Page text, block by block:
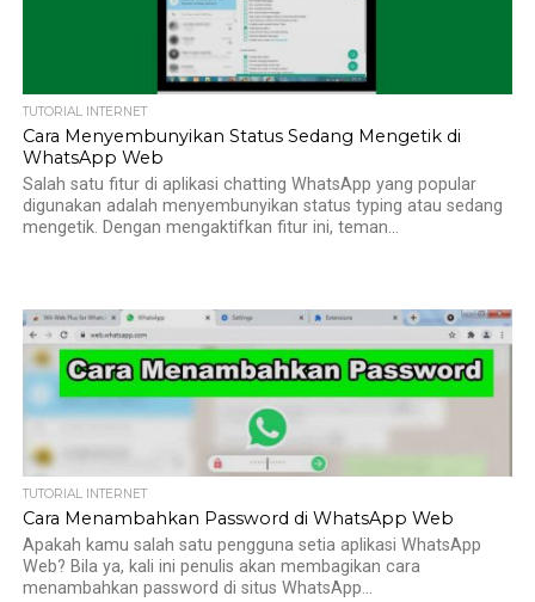
TUTORIAL INTERNET
Cara Menyembunyikan Status Sedang Mengetik di
WhatsApp Web
Salah satu fitur di aplikasi chatting WhatsApp yang popular
digunakan adalah menyembunyikan status typing atau sedang
mengetik. Dengan mengaktifkan fitur ini, teman...
TUTORIAL INTERNET
Cara Menambahkan Password di WhatsApp Web
Apakah kamu salah satu pengguna setia aplikasi WhatsApp
Web? Bila ya, kali ini penulis akan membagikan cara
menambahkan password di situs WhatsApp...